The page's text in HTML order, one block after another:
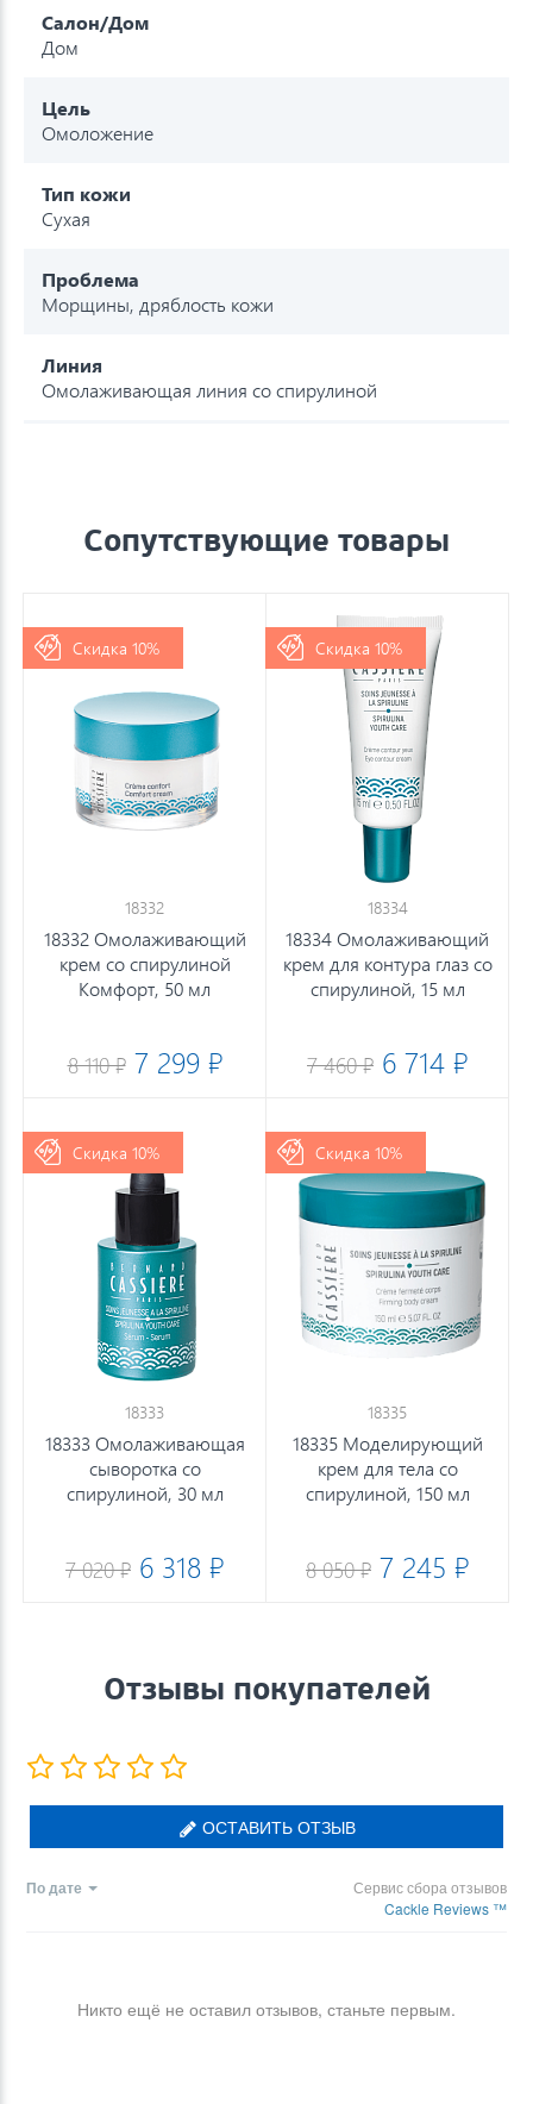
Салон/Дом
Дом
Цель
Омоложение
Тип кожи
Сухая
Проблема
Морщины, дряблость кожи
Линия
Омолаживающая линия со спирулиной
Сопутствующие товары
18332
18332 Омолаживающий
крем со спирулиной
Комфорт, 50 мл
8 110 ₽7 299 ₽
Скидка 10%
18334
18334 Омолаживающий
крем для контура глаз со
спирулиной, 15 мл
7 460 ₽ 6 714 ₽
Скидка 10%
18333
18333 Омолаживающая
сыворотка со
спирулиной, 30 мл
7 020 ₽ 6 318 ₽
Скидка 10%
18335
18335 Моделирующий
крем для тела со
спирулиной, 150 мл
8 050 ₽ 7 245 ₽
Скидка 10%
Отзывы покупателей
ОСТАВИТЬ ОТЗЫВ
По дате
Сервис сбора отзывов
Cackle Reviews ™
Никто ещё не оставил отзывов, станьте первым.